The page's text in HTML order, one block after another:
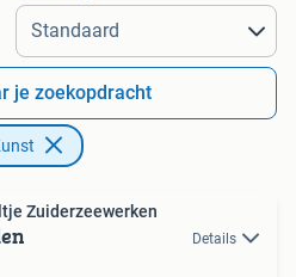
je zoekopdracht
Zuiderzeewerken
Details